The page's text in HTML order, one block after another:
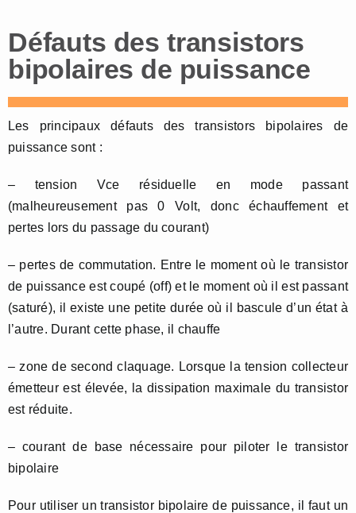
Défauts des transistors
bipolaires de puissance
Les principaux défauts des transistors bipolaires de
puissance sont :
– tension Vce résiduelle en mode passant
(malheureusement pas 0 Volt, donc échauffement et
pertes lors du passage du courant)
– pertes de commutation. Entre le moment où le transistor
de puissance est coupé (off) et le moment où il est passant
(saturé), il existe une petite durée où il bascule d’un état à
l’autre. Durant cette phase, il chauffe
– zone de second claquage. Lorsque la tension collecteur
émetteur est élevée, la dissipation maximale du transistor
est réduite.
– courant de base nécessaire pour piloter le transistor
bipolaire
Pour utiliser un transistor bipolaire de puissance, il faut un